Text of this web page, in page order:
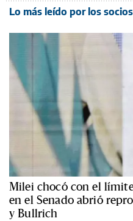
Lo más leído por los socios
Milei chocó con el
en el Senado abrió
y Bullrich